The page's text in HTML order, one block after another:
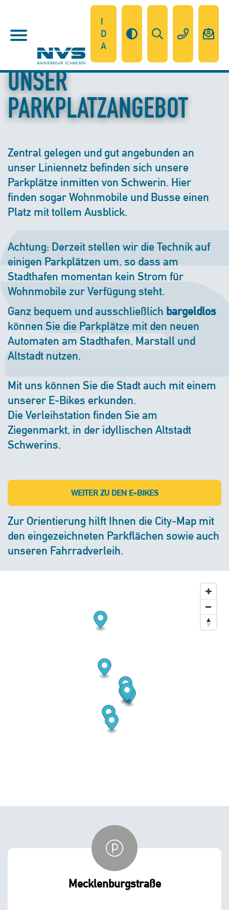
I
D
A
UNSER
PARKPLATZANGEBOT
Zentral gelegen und gut angebunden an
unser Liniennetz befinden sich unsere
Parkplätze inmitten von Schwerin. Hier
finden sogar Wohnmobile und Busse einen
Platz mit tollem Ausblick.
Achtung: Derzeit stellen wir die Technik auf
einigen Parkplätzen um, so dass am
Stadthafen momentan kein Strom für
Wohnmobile zur Verfügung steht.
Ganz bequem und ausschließlich bargeldlos
können Sie die Parkplätze mit den neuen
Automaten am Stadthafen, Marstall und
Altstadt nutzen.
Mit uns können Sie die Stadt auch mit einem
unserer E-Bikes erkunden.
Die Verleihstation finden Sie am
Ziegenmarkt, in der idyllischen Altstadt
Schwerins.
WEITER ZU DEN E-BIKES
Zur Orientierung hilft Ihnen die City-Map mit
den eingezeichneten Parkflächen sowie auch
unseren Fahrradverleih.
Mecklenburgstraße